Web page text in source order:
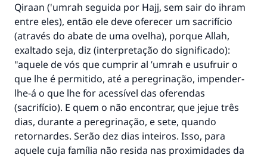
Qiraan ('umrah seguida por Hajj, sem sair do ihram
entre eles), então ele deve oferecer um sacrifício
(através do abate de uma ovelha), porque Allah,
exaltado seja, diz (interpretação do significado):
"aquele de vós que cumprir al ’umrah e usufruir o
que lhe é permitido, até a peregrinação, impender-
lhe-á o que lhe for acessível das oferendas
(sacrifício). E quem o não encontrar, que jejue três
dias, durante a peregrinação, e sete, quando
retornardes. Serão dez dias inteiros. Isso, para
aquele cuja família não resida nas proximidades da
O Profeta ﷺ disse,
"Quem quer que incentive outros a fazer o
que é bom receberá a mesma recompensa
que aqueles que o fazem."
(MUSLIM, 1893)
CONTRIBUIR